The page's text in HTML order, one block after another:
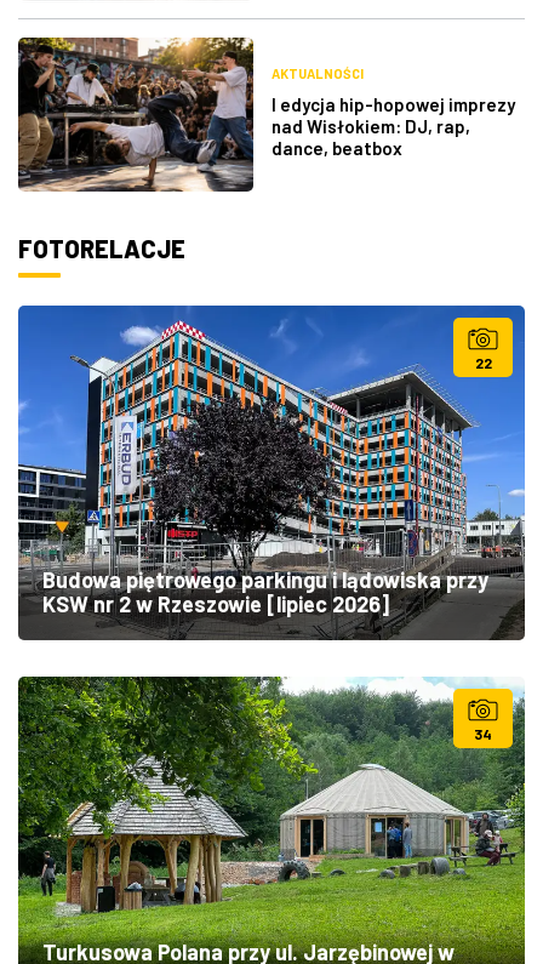
AKTUALNOŚCI
I edycja hip-hopowej imprezy
nad Wisłokiem: DJ, rap,
dance, beatbox
FOTORELACJE
22
Budowa piętrowego parkingu i lądowiska przy
KSW nr 2 w Rzeszowie [lipiec 2026]
34
Turkusowa Polana przy ul. Jarzębinowej w